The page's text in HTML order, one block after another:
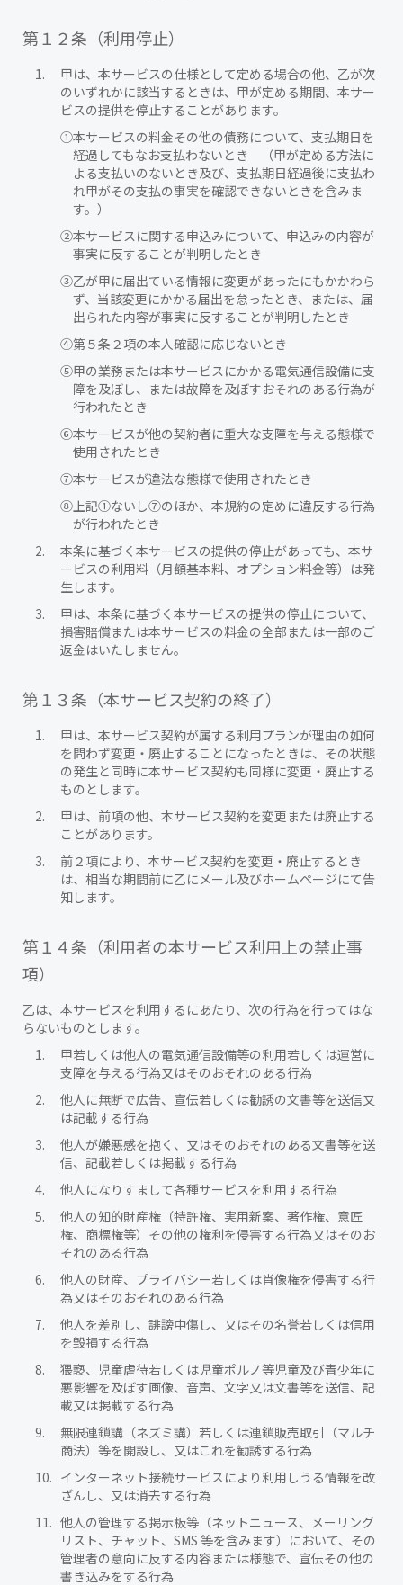
第１２条（利用停止）
甲は、本サービスの仕様として定める場合の他、乙が次
のいずれかに該当するときは、甲が定める期間、本サー
ビスの提供を停止することがあります。
①本サービスの料金その他の債務について、支払期日を
経過してもなお支払わないとき （甲が定める方法に
よる支払いのないとき及び、支払期日経過後に支払わ
れ甲がその支払の事実を確認できないときを含みま
す。）
②本サービスに関する申込みについて、申込みの内容が
事実に反することが判明したとき
③乙が甲に届出ている情報に変更があったにもかかわら
ず、当該変更にかかる届出を怠ったとき、または、届
出られた内容が事実に反することが判明したとき
④第５条２項の本人確認に応じないとき
⑤甲の業務または本サービスにかかる電気通信設備に支
障を及ぼし、または故障を及ぼすおそれのある行為が
行われたとき
⑥本サービスが他の契約者に重大な支障を与える態様で
使用されたとき
⑦本サービスが違法な態様で使用されたとき
⑧上記①ないし⑦のほか、本規約の定めに違反する行為
が行われたとき
本条に基づく本サービスの提供の停止があっても、本サ
ービスの利用料（月額基本料、オプション料金等）は発
生します。
甲は、本条に基づく本サービスの提供の停止について、
損害賠償または本サービスの料金の全部または一部のご
返金はいたしません。
第１３条（本サービス契約の終了）
甲は、本サービス契約が属する利用プランが理由の如何
を問わず変更・廃止することになったときは、その状態
の発生と同時に本サービス契約も同様に変更・廃止する
ものとします。
甲は、前項の他、本サービス契約を変更または廃止する
ことがあります。
前２項により、本サービス契約を変更・廃止するとき
は、相当な期間前に乙にメール及びホームページにて告
知します。
第１４条（利用者の本サービス利用上の禁止事
項）
乙は、本サービスを利用するにあたり、次の行為を行ってはな
らないものとします。
甲若しくは他人の電気通信設備等の利用若しくは運営に
支障を与える行為又はそのおそれのある行為
他人に無断で広告、宣伝若しくは勧誘の文書等を送信又
は記載する行為
他人が嫌悪感を抱く、又はそのおそれのある文書等を送
信、記載若しくは掲載する行為
他人になりすまして各種サービスを利用する行為
他人の知的財産権（特許権、実用新案、著作権、意匠
権、商標権等）その他の権利を侵害する行為又はそのお
それのある行為
他人の財産、プライバシー若しくは肖像権を侵害する行
為又はそのおそれのある行為
他人を差別し、誹謗中傷し、又はその名誉若しくは信用
を毀損する行為
猥褻、児童虐待若しくは児童ポルノ等児童及び青少年に
悪影響を及ぼす画像、音声、文字又は文書等を送信、記
載又は掲載する行為
無限連鎖講（ネズミ講）若しくは連鎖販売取引（マルチ
商法）等を開設し、又はこれを勧誘する行為
インターネット接続サービスにより利用しうる情報を改
ざんし、又は消去する行為
他人の管理する掲示板等（ネットニュース、メーリング
リスト、チャット、SMS 等を含みます）において、その
管理者の意向に反する内容または様態で、宣伝その他の
書き込みをする行為